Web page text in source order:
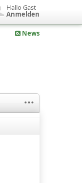
Hallo Gast
Anmelden
News
...